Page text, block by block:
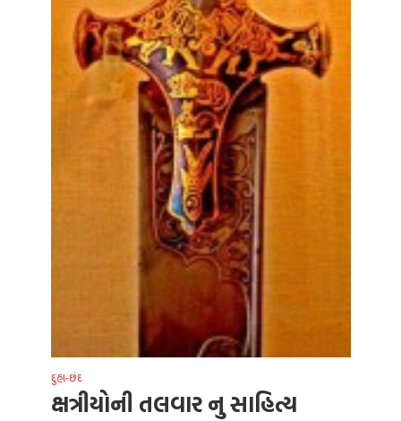
દુહા-છંદ
ક્ષત્રીયોની તલવાર નુ સાહિત્ય